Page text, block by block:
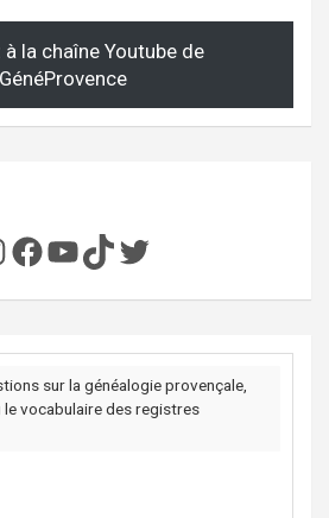
la chaîne Youtube de
GénéProvence
Facebook
YouTube
TikTok
Twitter
sur la généalogie provençale,
le vocabulaire des registres